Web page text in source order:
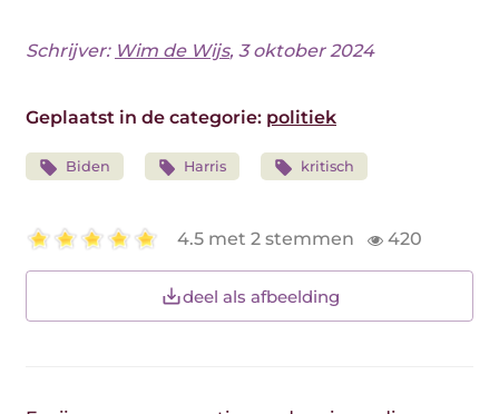
Schrijver: Wim de Wijs, 3 oktober 2024
Geplaatst in de categorie: politiek
Biden Harris kritisch
4.5 met 2 stemmen 420
deel als afbeelding